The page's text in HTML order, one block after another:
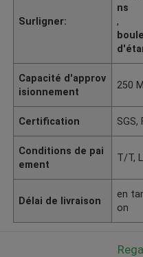
Surligner:
ns
,
Capacité d'approv
isionnement
250
Certification SGS,
Conditions de pai
ement
T/T,
Délai de livraison
en
on